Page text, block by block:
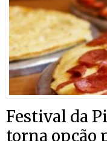
Festival da
torna opção